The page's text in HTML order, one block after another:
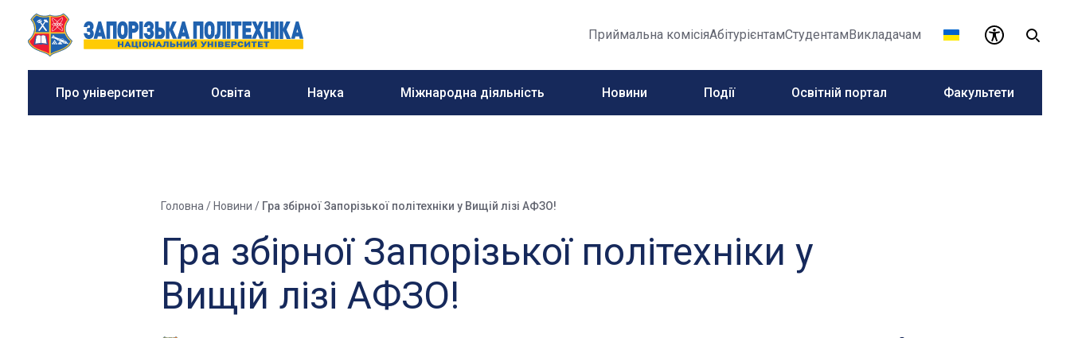
Приймальна комісіяАбітурієнтамСтудентамВикладачам
Про університет Освіта Наука Міжнародна діяльність Новини Події Освітній портал Факультети
Головна / Новини / Гра збірної Запорізької політехніки у Вищій лізі АФЗО!
Гра збірної Запорізької політехніки у
Вищій лізі АФЗО!